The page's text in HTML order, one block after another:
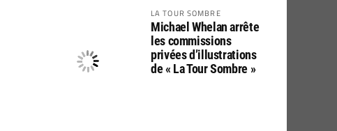
LA TOUR SOMBRE
Michael Whelan arrête
les commissions
privées d’illustrations
de « La Tour Sombre »